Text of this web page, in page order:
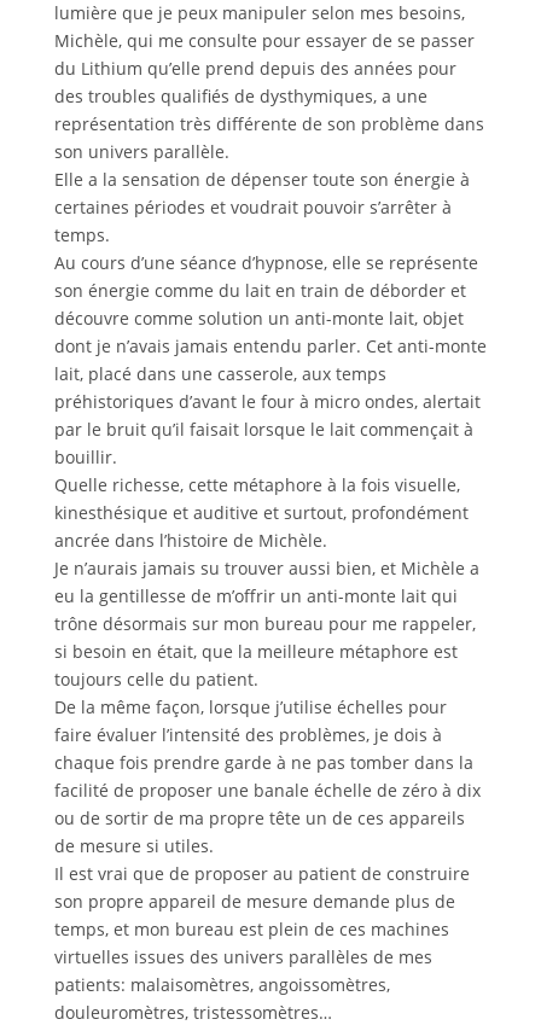
lumière que je peux manipuler selon mes besoins,
Michèle, qui me consulte pour essayer de se passer
du Lithium qu’elle prend depuis des années pour
des troubles qualifiés de dysthymiques, a une
représentation très différente de son problème dans
son univers parallèle.
Elle a la sensation de dépenser toute son énergie à
certaines périodes et voudrait pouvoir s’arrêter à
temps.
Au cours d’une séance d’hypnose, elle se représente
son énergie comme du lait en train de déborder et
découvre comme solution un anti-monte lait, objet
dont je n’avais jamais entendu parler. Cet anti-monte
lait, placé dans une casserole, aux temps
préhistoriques d’avant le four à micro ondes, alertait
par le bruit qu’il faisait lorsque le lait commençait à
bouillir.
Quelle richesse, cette métaphore à la fois visuelle,
kinesthésique et auditive et surtout, profondément
ancrée dans l’histoire de Michèle.
Je n’aurais jamais su trouver aussi bien, et Michèle a
eu la gentillesse de m’offrir un anti-monte lait qui
trône désormais sur mon bureau pour me rappeler,
si besoin en était, que la meilleure métaphore est
toujours celle du patient.
De la même façon, lorsque j’utilise échelles pour
faire évaluer l’intensité des problèmes, je dois à
chaque fois prendre garde à ne pas tomber dans la
facilité de proposer une banale échelle de zéro à dix
ou de sortir de ma propre tête un de ces appareils
de mesure si utiles.
Il est vrai que de proposer au patient de construire
son propre appareil de mesure demande plus de
temps, et mon bureau est plein de ces machines
virtuelles issues des univers parallèles de mes
patients: malaisomètres, angoissomètres,
douleuromètres, tristessomètres…